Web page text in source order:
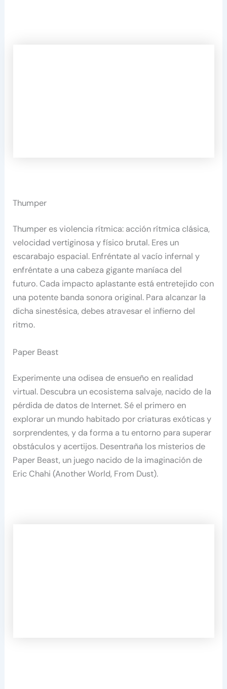
Thumper
Thumper es violencia rítmica: acción rítmica clásica,
velocidad vertiginosa y físico brutal. Eres un
escarabajo espacial. Enfréntate al vacío infernal y
enfréntate a una cabeza gigante maníaca del
futuro. Cada impacto aplastante está entretejido con
una potente banda sonora original. Para alcanzar la
dicha sinestésica, debes atravesar el infierno del
ritmo.
Paper Beast
Experimente una odisea de ensueño en realidad
virtual. Descubra un ecosistema salvaje, nacido de la
pérdida de datos de Internet. Sé el primero en
explorar un mundo habitado por criaturas exóticas y
sorprendentes, y da forma a tu entorno para superar
obstáculos y acertijos. Desentraña los misterios de
Paper Beast, un juego nacido de la imaginación de
Eric Chahi (Another World, From Dust).